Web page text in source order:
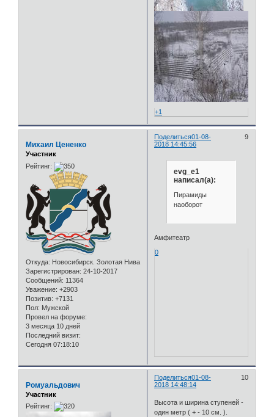
+1
Поделиться 9
01-08-
2018 14:45:56
Михаил Цененко
Участник
Рейтинг:
Откуда: Новосибирск. Золотая Нива
Зарегистрирован: 24-10-2017
Сообщений: 11364
Уважение: +2903
Позитив: +7131
Пол: Мужской
Провел на форуме:
3 месяца 10 дней
Последний визит:
Сегодня 07:18:10
evg_e1
написал(а):
Пирамиды
наоборот
Амфитеатр
0
Поделиться 10
01-08-
2018 14:48:14
Ромуальдович
Участник
Рейтинг:
Высота и ширина ступеней -
один метр ( + - 10 см. ).